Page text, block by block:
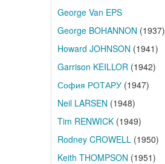
George Van EPS
George BOHANNON (1937)
Howard JOHNSON (1941)
Garrison KEILLOR(1942)
София РОТАРУ(1947)
Neil LARSEN (1948)
Tim RENWICK(1949)
Rodney CROWELL(1950)
Keith THOMPSON (1951)